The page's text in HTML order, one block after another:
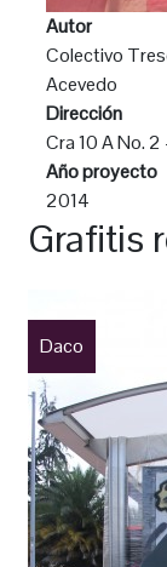
Autor
Colectivo
Acevedo
Dirección
Cra 10 A No. 2
Año proyecto
2014
Grafitis
Daco